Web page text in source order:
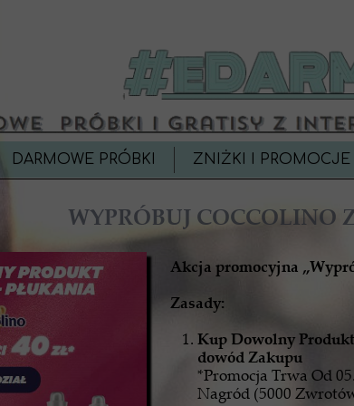
DARMOWE PRÓBKI ZNIŻKI I PROMOCJE
Akcja promocyjna
Zasady:
Kup Dowolny
dowód Zakupu
*Promocja Trwa Od
Nagród (5000
WYPRÓBUJ COCCOLINO